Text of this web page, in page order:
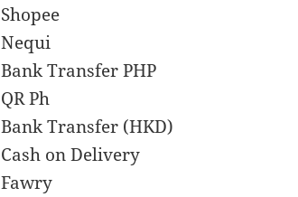
Shopee
Nequi
Bank Transfer PHP
QR Ph
Bank Transfer (HKD)
Cash on Delivery
Fawry